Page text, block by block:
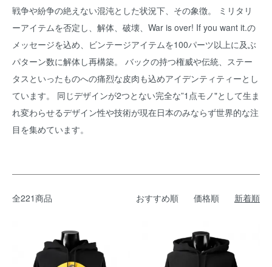
戦争や紛争の絶えない混沌とした状況下、その象徴。 ミリタリ
ーアイテムを否定し、解体、破壊、War is over! If you want it.の
メッセージを込め、ビンテージアイテムを100パーツ以上に及ぶ
パターン数に解体し再構築。 バックの持つ権威や伝統、ステー
タスといったものへの痛烈な皮肉も込めアイデンティティーとし
ています。 同じデザインが2つとない完全な”1点モノ"として生ま
れ変わらせるデザイン性や技術が現在日本のみならず世界的な注
目を集めています。
全221商品 おすすめ順 価格順 新着順